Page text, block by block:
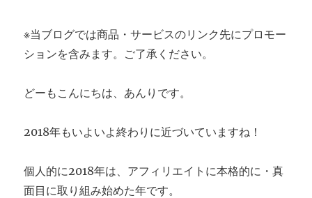
※当ブログでは商品・サービスのリンク先にプロモー
ションを含みます。ご了承ください。
どーもこんにちは、あんりです。
2018年もいよいよ終わりに近づいていますね！
個人的に2018年は、アフィリエイトに本格的に・真
面目に取り組み始めた年です。